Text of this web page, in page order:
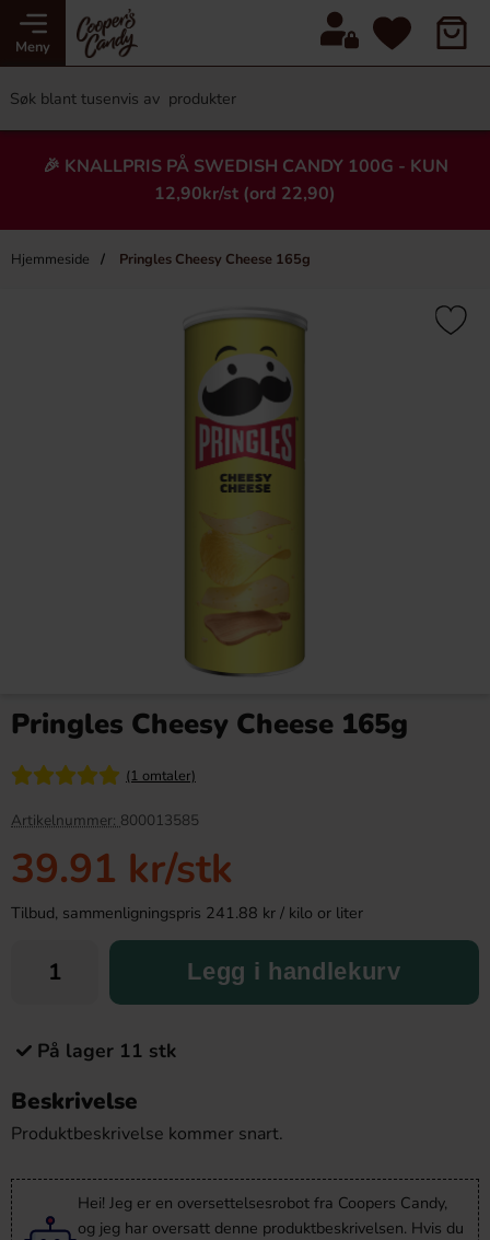
Meny
🎉 KNALLPRIS PÅ SWEDISH CANDY 100G - KUN
12,90kr/st (ord 22,90)
Hjemmeside Pringles Cheesy Cheese 165g
Heading
×
20.90 kr
Pringles Cheesy Cheese 165g
(1 omtaler)
Artikelnummer: 800013585
39.91 kr/stk
Tilbud, sammenligningspris 241.88 kr / kilo or liter
Legg i handlekurv
På lager 11 stk
Beskrivelse
Produktbeskrivelse kommer snart.
Hei! Jeg er en oversettelsesrobot fra Coopers Candy,
og jeg har oversatt denne produktbeskrivelsen. Hvis du